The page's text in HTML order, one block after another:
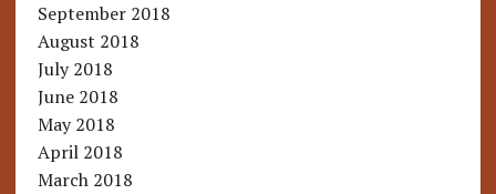
September 2018
August 2018
July 2018
June 2018
May 2018
April 2018
March 2018